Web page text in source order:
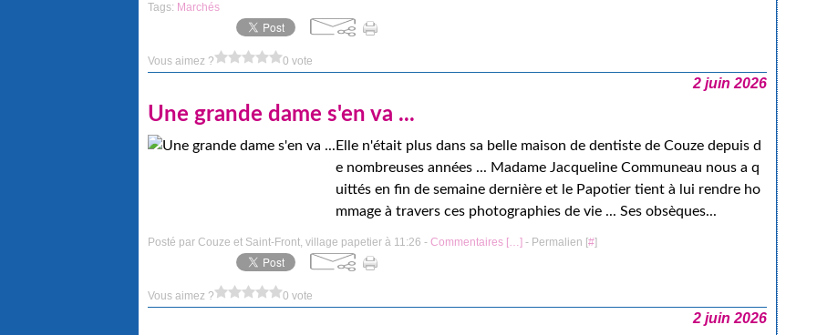
Tags: Marchés
Vous aimez ? 0 vote
2 juin 2026
Une grande dame s'en va ...
Elle n'était plus dans sa belle maison de dentiste de Couze depuis d
e nombreuses années ... Madame Jacqueline Communeau nous a q
uittés en fin de semaine dernière et le Papotier tient à lui rendre ho
mmage à travers ces photographies de vie ... Ses obsèques...
Posté par Couze et Saint-Front, village papetier à 11:26 - Commentaires […] - Permalien [#]
Vous aimez ? 0 vote
2 juin 2026